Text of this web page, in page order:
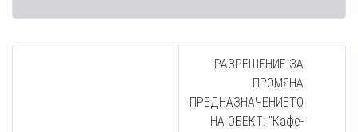
РАЗРЕШЕНИЕ ЗА
ПРОМЯНА
ПРЕДНАЗНАЧЕНИЕТО
НА ОБЕКТ: "Кафе-